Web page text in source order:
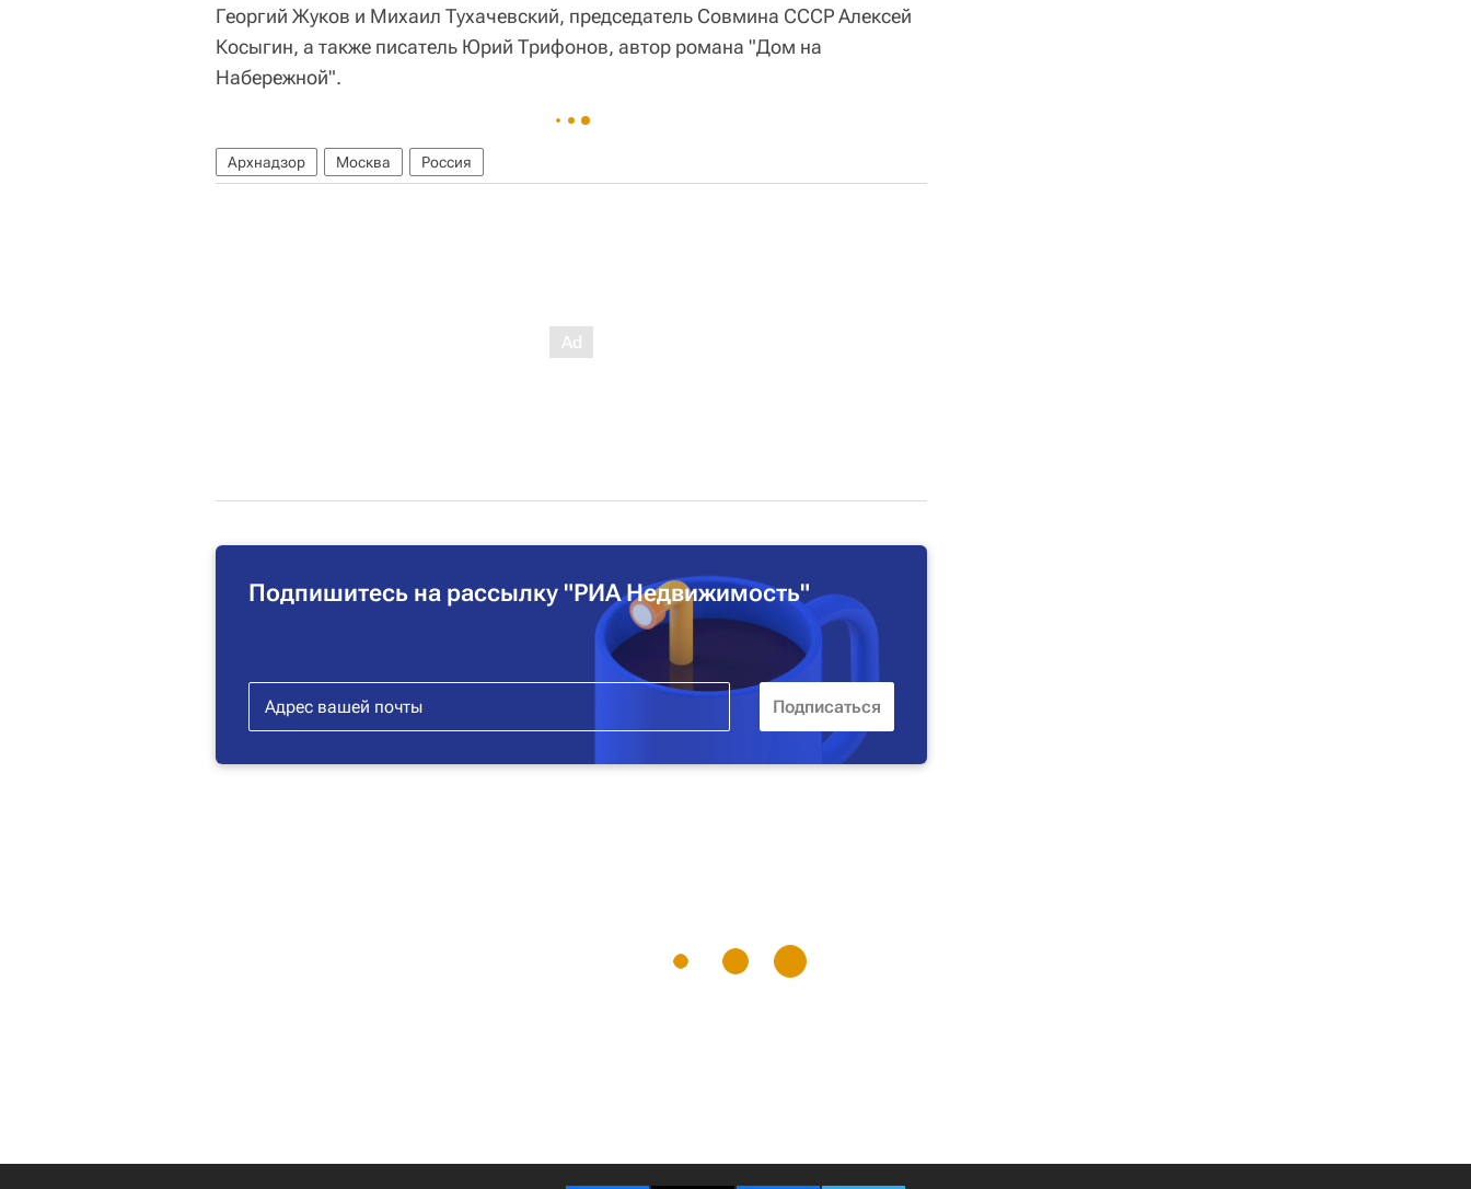
Георгий Жуков и Михаил Тухачевский, председатель Совмина СССР Алексей
Косыгин, а также писатель Юрий Трифонов, автор романа "Дом на
Набережной".
Архнадзор Москва Россия
Подпишитесь на рассылку "РИА Недвижимость"